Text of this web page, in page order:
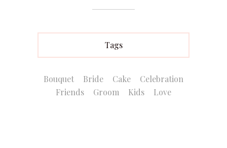
Tags
Bouquet Bride Cake
Celebration
Friends
Groom Kids Love